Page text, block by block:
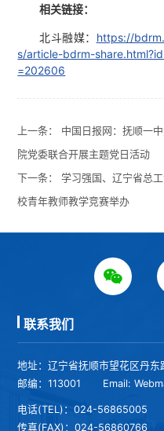
相关链接：
北斗融媒： https://
s/article-bdrm-
=202606
上一条： 中国日报网：抚顺一
院党委联合开展主题党日活动
下一条：学习强国、辽宁省总
校青年教师教学竞赛举办
联系我们
地址：辽宁省抚顺市望花区丹东
邮编：113001
Email:
电话(TEL)：024-56865005
传真(FAX)：024-56860766